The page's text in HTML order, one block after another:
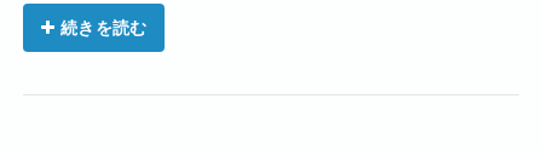
続きを読む